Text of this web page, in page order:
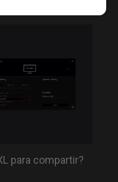
para compartir?